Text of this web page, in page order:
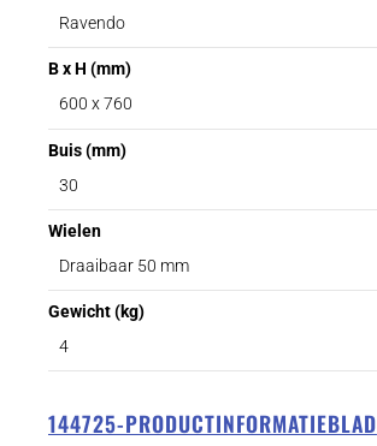
Ravendo
B x H (mm)
600 x 760
Buis (mm)
30
Wielen
Draaibaar 50 mm
Gewicht (kg)
4
144725-PRODUCTINFORMATIEBLAD